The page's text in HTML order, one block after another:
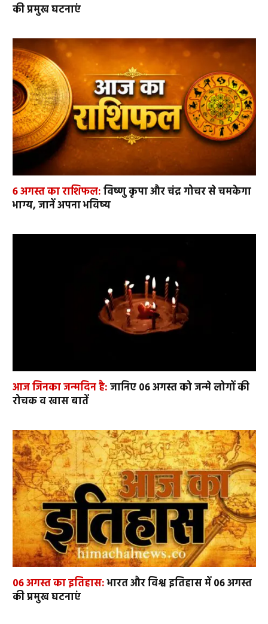
की प्रमुख घटनाएं
6 अगस्त का राशिफल:विष्णु कृपा और चंद्र गोचर से चमकेगा
भाग्य, जानें अपना भविष्य
आज जिनका जन्मदिन है:जानिए 06 अगस्त को जन्मे लोगों की
रोचक व खास बातें
06 अगस्त का इतिहास:भारत और विश्व इतिहास में 06 अगस्त
की प्रमुख घटनाएं